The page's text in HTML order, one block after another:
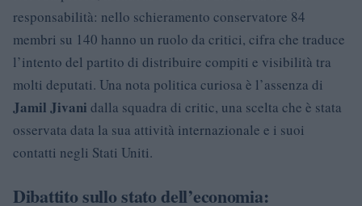
responsabilità: nello schieramento conservatore 84
membri su 140 hanno un ruolo da critici, cifra che traduce
l’intento del partito di distribuire compiti e visibilità tra
molti deputati. Una nota politica curiosa è l’assenza di
Jamil Jivani dalla squadra di critic, una scelta che è stata
osservata data la sua attività internazionale e i suoi
contatti negli Stati Uniti.
Dibattito sullo stato dell’economia: